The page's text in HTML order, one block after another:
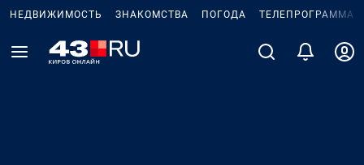
НЕДВИЖИМОСТЬ ЗНАКОМСТВА ПОГОДА ТЕЛЕПРОГРАММА